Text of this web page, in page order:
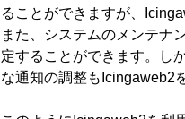
ることができますが、
また、システムのメンテナ
定することができます。し
な通知の調整もIcingaweb2